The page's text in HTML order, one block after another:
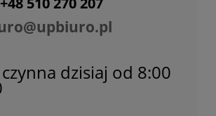
dzisiaj od 8:00